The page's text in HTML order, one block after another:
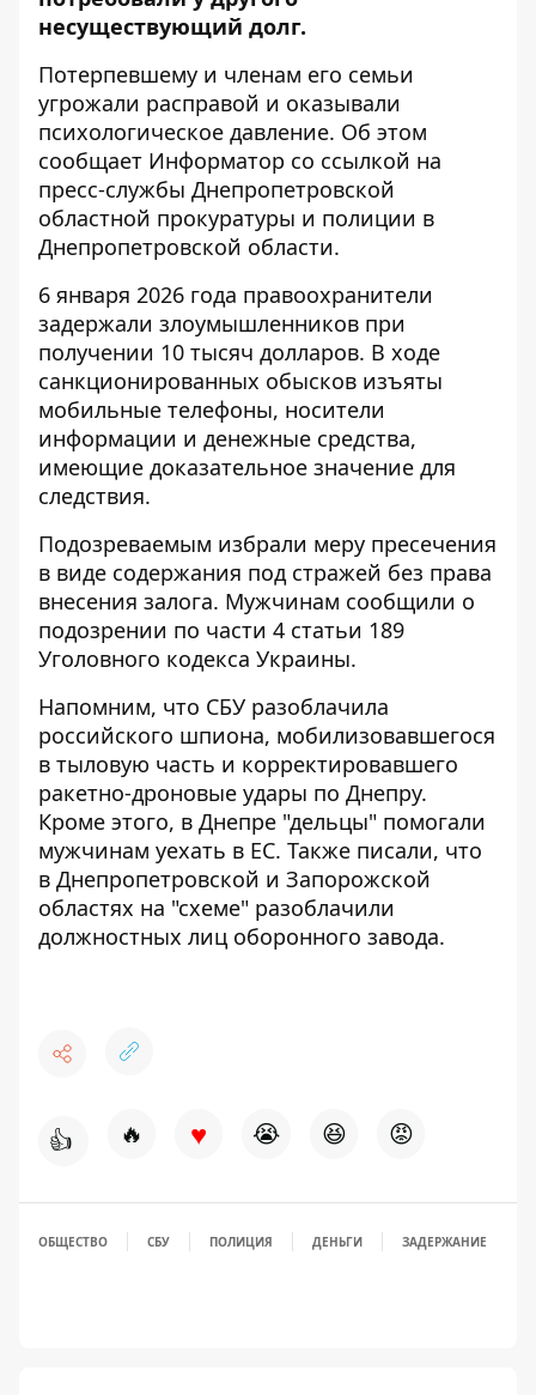
несуществующий долг.
Потерпевшему и членам его семьи
угрожали расправой и оказывали
психологическое давление. Об этом
сообщает Информатор со ссылкой на
пресс-службы Днепропетровской
областной прокуратуры и полиции в
Днепропетровской области.
6 января 2026 года правоохранители
задержали злоумышленников при
получении 10 тысяч долларов. В ходе
санкционированных обысков изъяты
мобильные телефоны, носители
информации и денежные средства,
имеющие доказательное значение для
следствия.
Подозреваемым избрали меру пресечения
в виде содержания под стражей без права
внесения залога. Мужчинам сообщили о
подозрении по части 4 статьи 189
Уголовного кодекса Украины.
Напомним, что СБУ разоблачила
российского шпиона, мобилизовавшегося
в тыловую часть и корректировавшего
ракетно-дроновые удары по Днепру.
Кроме этого, в Днепре "дельцы" помогали
мужчинам уехать в ЕС. Также писали, что
в Днепропетровской и Запорожской
областях на "схеме" разоблачили
должностных лиц оборонного завода.
👍 🔥 ♥ 😭 😆 😡
ОБЩЕСТВО СБУ ПОЛИЦИЯ ДЕНЬГИ ЗАДЕРЖАНИЕ